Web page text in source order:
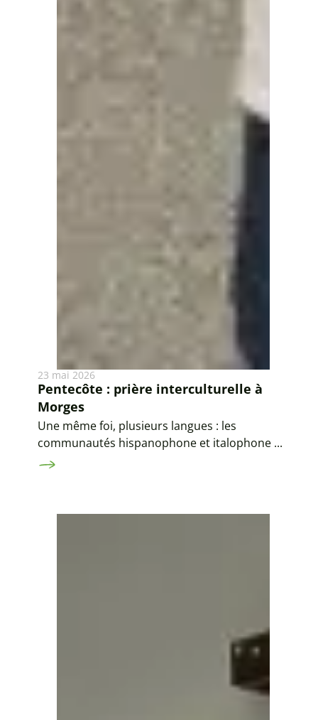
23 mai 2026
Pentecôte : prière interculturelle à
Morges
Une même foi, plusieurs langues : les
communautés hispanophone et italophone ...